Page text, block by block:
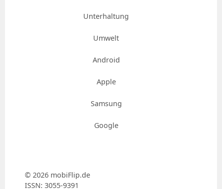
Unterhaltung
Umwelt
Android
Apple
Samsung
Google
© 2026 mobiFlip.de
ISSN: 3055-9391